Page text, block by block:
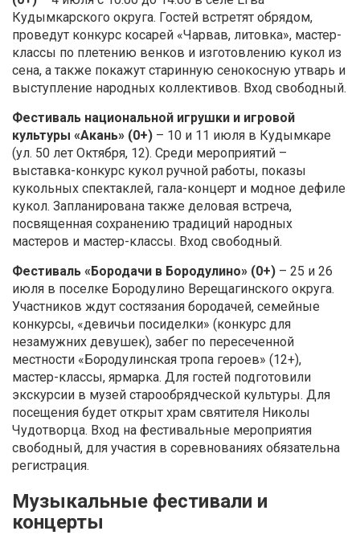
Кудымкарского округа. Гостей встретят обрядом,
проведут конкурс косарей «Чарвав, литовка», мастер-
классы по плетению венков и изготовлению кукол из
сена, а также покажут старинную сенокосную утварь и
выступление народных коллективов. Вход свободный.
Фестиваль национальной игрушки и игровой
культуры «Акань» (0+) – 10 и 11 июля в Кудымкаре
(ул. 50 лет Октября, 12). Среди мероприятий –
выставка-конкурс кукол ручной работы, показы
кукольных спектаклей, гала-концерт и модное дефиле
кукол. Запланирована также деловая встреча,
посвященная сохранению традиций народных
мастеров и мастер-классы. Вход свободный.
Фестиваль «Бородачи в Бородулино» (0+) – 25 и 26
июля в поселке Бородулино Верещагинского округа.
Участников ждут состязания бородачей, семейные
конкурсы, «девичьи посиделки» (конкурс для
незамужних девушек), забег по пересеченной
местности «Бородулинская тропа героев» (12+),
мастер-классы, ярмарка. Для гостей подготовили
экскурсии в музей старообрядческой культуры. Для
посещения будет открыт храм святителя Николы
Чудотворца. Вход на фестивальные мероприятия
свободный, для участия в соревнованиях обязательна
регистрация.
Музыкальные фестивали и
концерты